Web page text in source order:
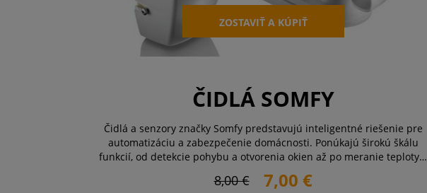
ZOSTAVIŤ A KÚPIŤ
ČIDLÁ SOMFY
Čidlá a senzory značky Somfy predstavujú inteligentné riešenie pre
automatizáciu a zabezpečenie domácnosti. Ponúkajú širokú škálu
funkcií, od detekcie pohybu a otvorenia okien až po meranie teploty a
jednoduchej integrácii do systému TaHo ...
8,00 € 7,00 €